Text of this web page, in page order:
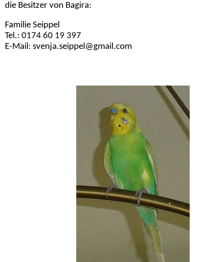
die Besitzer von Bagira:
Familie Seippel
Tel.: 0174 60 19 397
E-Mail: svenja.seippel@gmail.com